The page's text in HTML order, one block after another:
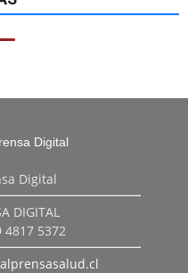
DIGITAL
4817 5372